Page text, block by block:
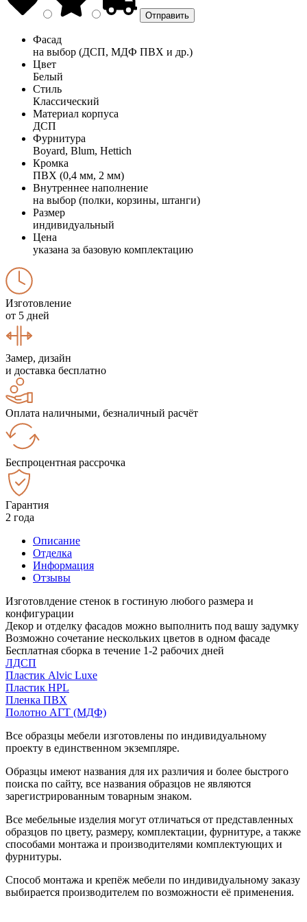
Фасад
на выбор (ДСП, МДФ ПВХ и др.)
Цвет
Белый
Стиль
Классический
Материал корпуса
ДСП
Фурнитура
Boyard, Blum, Hettich
Кромка
ПВХ (0,4 мм, 2 мм)
Внутреннее наполнение
на выбор (полки, корзины, штанги)
Размер
индивидуальный
Цена
указана за базовую комплектацию
Изготовление
от 5 дней
Замер, дизайн
и доставка бесплатно
Оплата наличными, безналичный расчёт
Беспроцентная рассрочка
Гарантия
2 года
Описание
Отделка
Информация
Отзывы
Изготовлдение стенок в гостиную любого размера и
конфигурации
Декор и отделку фасадов можно выполнить под вашу задумку
Возможно сочетание нескольких цветов в одном фасаде
Бесплатная сборка в течение 1-2 рабочих дней
ЛДСП
Пластик Alvic Luxe
Пластик HPL
Пленка ПВХ
Полотно АГТ (МДФ)
Все образцы мебели изготовлены по индивидуальному
проекту в единственном экземпляре.
Образцы имеют названия для их различия и более быстрого
поиска по сайту, все названия образцов не являются
зарегистрированным товарным знаком.
Все мебельные изделия могут отличаться от представленных
образцов по цвету, размеру, комплектации, фурнитуре, а также
способами монтажа и производителями комплектующих и
фурнитуры.
Способ монтажа и крепёж мебели по индивидуальному заказу
выбирается производителем по возможности её применения.